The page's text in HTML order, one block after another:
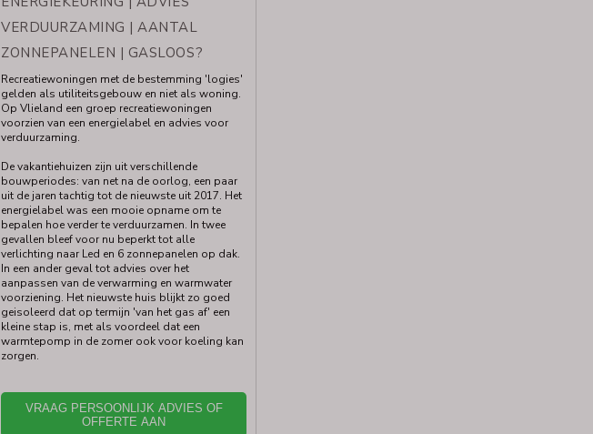
VERDUURZAMING | AANTAL
ZONNEPANELEN | GASLOOS?
Recreatiewoningen met de bestemming 'logies'
gelden als utiliteitsgebouw en niet als woning.
Op Vlieland een groep recreatiewoningen
voorzien van een energielabel en advies voor
verduurzaming.
De vakantiehuizen zijn uit verschillende
bouwperiodes: van net na de oorlog, een paar
uit de jaren tachtig tot de nieuwste uit 2017. Het
energielabel was een mooie opname om te
bepalen hoe verder te verduurzamen. In twee
gevallen bleef voor nu beperkt tot alle
verlichting naar Led en 6 zonnepanelen op dak.
In een ander geval tot advies over het
aanpassen van de verwarming en warmwater
voorziening. Het nieuwste huis blijkt zo goed
geisoleerd dat op termijn 'van het gas af' een
kleine stap is, met als voordeel dat een
warmtepomp in de zomer ook voor koeling kan
zorgen.
VRAAG PERSOONLIJK ADVIES OF
OFFERTE AAN